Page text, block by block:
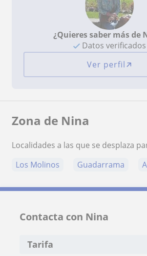
¿Quieres saber más de
Datos verificados
Ver perfil
Zona de Nina
Localidades a las que se desplaza
Los Molinos
Guadarrama
Contacta con Nina
Tarifa